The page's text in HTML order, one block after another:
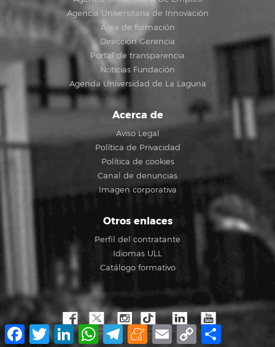
Agencia Universitaria de Innovación
Área de formación
Dirección Gerencia
Portal de transparencia
Noticias Fundación
Agenda Universidad de La Laguna
Acerca de
Aviso Legal
Política de Privacidad
Política de cookies
Canal de denuncias
Imagen corporativa
Otros enlaces
Perfil del contratante
Idiomas ULL
Catálogo formativo
Facebook
TwitterLinkedInWhatsApp
TelegramMeneame
Email Copy
Link